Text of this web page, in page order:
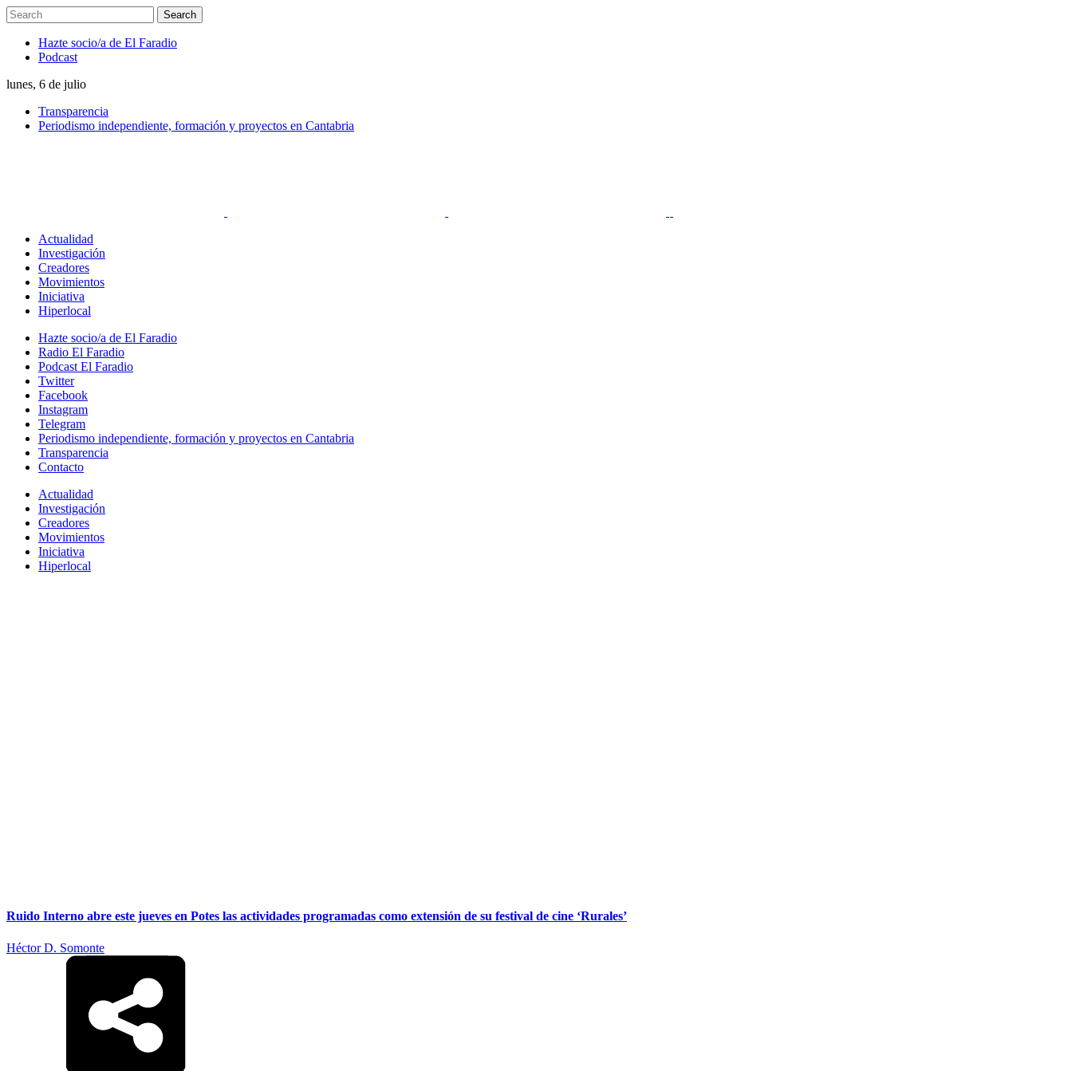
Hazte socio/a de El Faradio
Podcast
lunes, 6 de julio
Transparencia
Periodismo independiente, formación y proyectos en Cantabria
Actualidad
Investigación
Creadores
Movimientos
Iniciativa
Hiperlocal
Hazte socio/a de El Faradio
Radio El Faradio
Podcast El Faradio
Twitter
Facebook
Instagram
Telegram
Periodismo independiente, formación y proyectos en Cantabria
Transparencia
Contacto
Actualidad
Investigación
Creadores
Movimientos
Iniciativa
Hiperlocal
Ruido Interno abre este jueves en Potes las actividades programadas como extensión de su festival de cine ‘Rurales’
Héctor D. Somonte